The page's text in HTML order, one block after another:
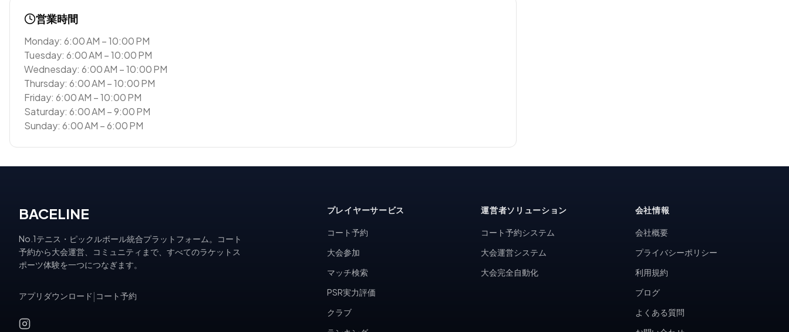
営業時間
Monday: 6:00 AM – 10:00 PM
Tuesday: 6:00 AM – 10:00 PM
Wednesday: 6:00 AM – 10:00 PM
Thursday: 6:00 AM – 10:00 PM
Friday: 6:00 AM – 10:00 PM
Saturday: 6:00 AM – 9:00 PM
Sunday: 6:00 AM – 6:00 PM
BACELINE
No.1テニス・ピックルボール統合プラットフォーム。コート
予約から大会運営、コミュニティまで、すべてのラケットス
ポーツ体験を一つにつなぎます。
アプリダウンロード コート予約
プレイヤーサービス
コート予約
大会参加
マッチ検索
PSR実力評価
クラブ
運営者ソリューション
コート予約システム
大会運営システム
大会完全自動化
会社情報
会社概要
プライバシーポリシー
利用規約
ブログ
よくある質問